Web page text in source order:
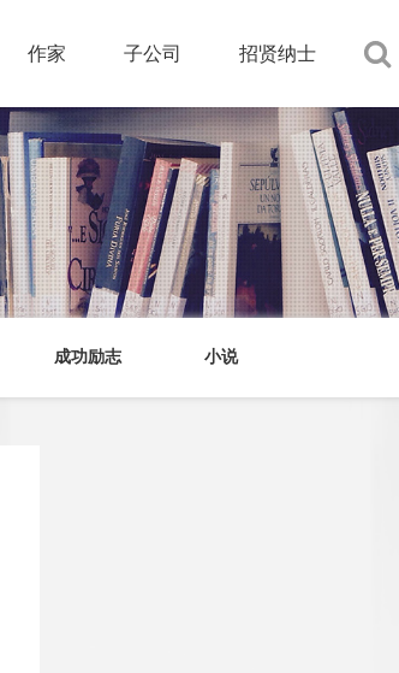
作家 子公司 招贤纳士
成功励志 小说